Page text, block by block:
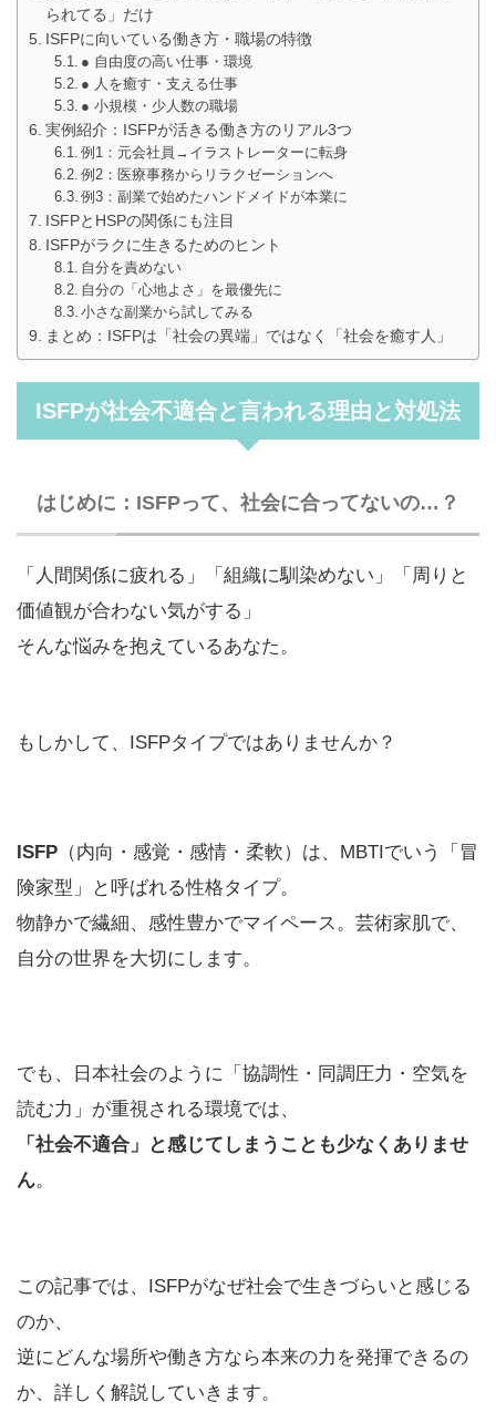
られてる」だけ
ISFPに向いている働き方・職場の特徴
● 自由度の高い仕事・環境
● 人を癒す・支える仕事
● 小規模・少人数の職場
実例紹介：ISFPが活きる働き方のリアル3つ
例1：元会社員→イラストレーターに転身
例2：医療事務からリラクゼーションへ
例3：副業で始めたハンドメイドが本業に
ISFPとHSPの関係にも注目
ISFPがラクに生きるためのヒント
自分を責めない
自分の「心地よさ」を最優先に
小さな副業から試してみる
まとめ：ISFPは「社会の異端」ではなく「社会を癒す人」
ISFPが社会不適合と言われる理由と対処法
はじめに：ISFPって、社会に合ってないの…？
「人間関係に疲れる」「組織に馴染めない」「周りと
価値観が合わない気がする」
そんな悩みを抱えているあなた。
もしかして、ISFPタイプではありませんか？
ISFP （内向・感覚・感情・柔軟）は、MBTIでいう「冒
険家型」と呼ばれる性格タイプ。
物静かで繊細、感性豊かでマイペース。芸術家肌で、
自分の世界を大切にします。
でも、日本社会のように「協調性・同調圧力・空気を
読む力」が重視される環境では、
「社会不適合」と感じてしまうことも少なくありませ
ん。
この記事では、ISFPがなぜ社会で生きづらいと感じる
のか、
逆にどんな場所や働き方なら本来の力を発揮できるの
か、詳しく解説していきます。